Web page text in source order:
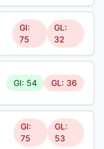
GI:
75
GL:
32
GI: 54 GL: 36
GI:
75
GL:
53